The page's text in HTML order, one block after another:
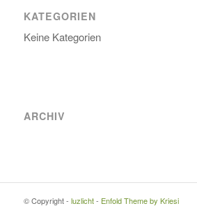
KATEGORIEN
Keine Kategorien
ARCHIV
© Copyright - luzlicht- Enfold Theme by Kriesi